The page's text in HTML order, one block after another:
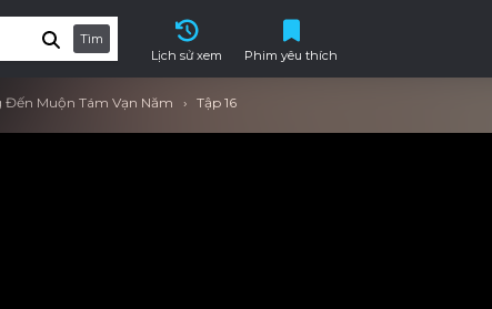
Tìm
Lịch sử xem
Phim yêu thích
Đến Muộn Tám Vạn Năm Tập 16